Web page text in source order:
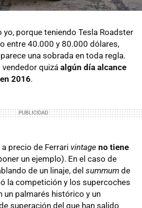
yo, porque teniendo Tesla Roadster
entre 40.000 y 80.000 dólares,
una sobrada en toda regla.
quizá algún día alcance
2016.
precio de Ferrari vintage no tiene
un ejemplo). En el caso de
de un linaje, del summum de
la competición y los supercoches
un palmarés histórico y un
superación del que han salido